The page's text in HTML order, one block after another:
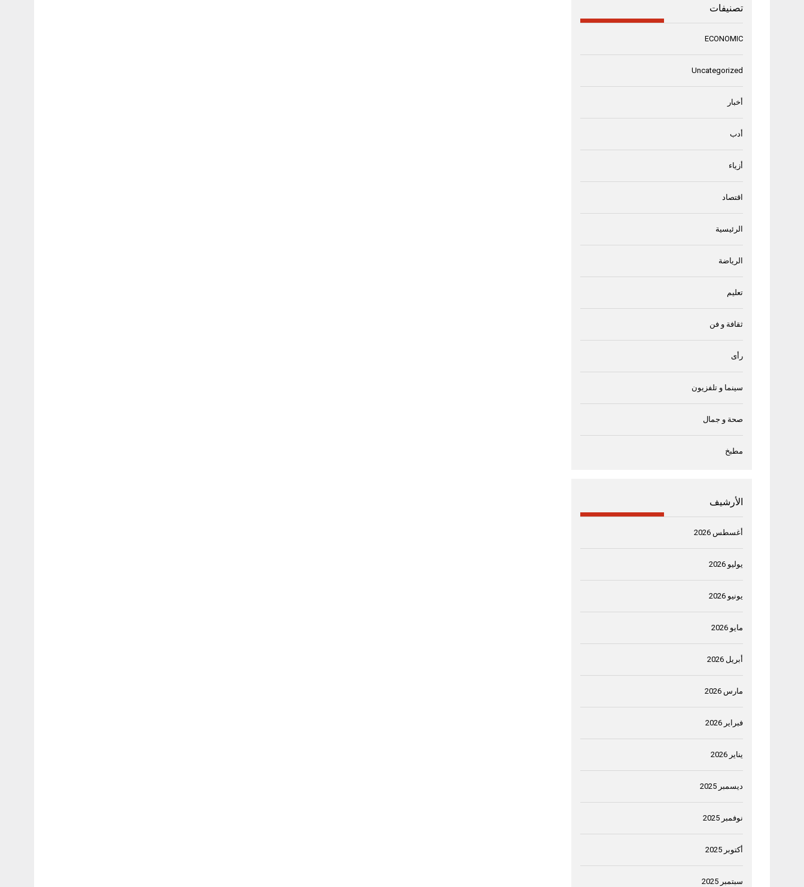
تصنيفات
ECONOMIC
Uncategorized
أخبار
أدب
أزياء
اقتصاد
الرئيسية
الرياضة
تعليم
ثقافة و فن
رأى
سينما و تلفزيون
صحة و جمال
مطبخ
الأرشيف
أغسطس 2026
يوليو 2026
يونيو 2026
مايو 2026
أبريل 2026
مارس 2026
فبراير 2026
يناير 2026
ديسمبر 2025
نوفمبر 2025
أكتوبر 2025
سبتمبر 2025